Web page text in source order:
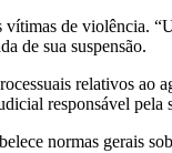
de violência.
de sua suspensão.
relativos ao
responsável
normas gerais